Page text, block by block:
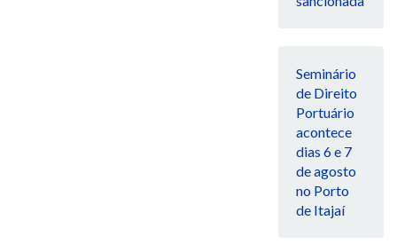
Seminário
de Direito
Portuário
acontece
dias 6 e 7
de agosto
no Porto
de Itajaí